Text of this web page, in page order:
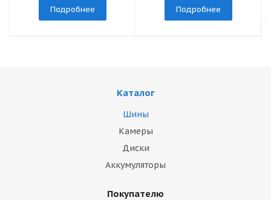
Подробнее Подробнее
Каталог
Шины
Камеры
Диски
Аккумуляторы
Покупателю